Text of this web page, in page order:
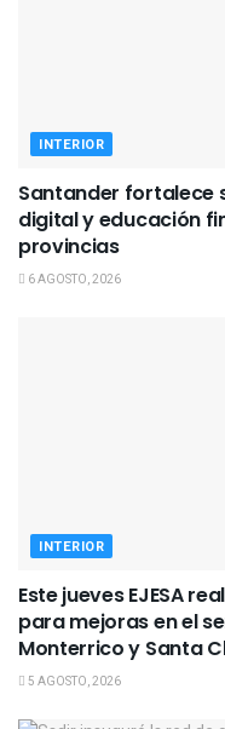
INTERIOR
Santander fortalece
digital y educación
provincias
6 AGOSTO, 2026
INTERIOR
Este jueves EJESA
para mejoras en el
Monterrico y Santa
5 AGOSTO, 2026